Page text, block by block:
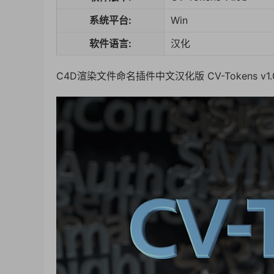
系统平台:
Win
软件语言:
汉化
C4D渲染文件命名插件中文汉化版 CV-Tokens